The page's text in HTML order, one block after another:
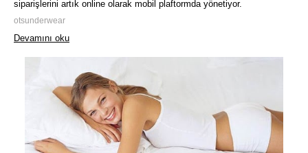
siparişlerini artık online olarak mobil plaftormda yönetiyor.
otsunderwear
Devamını oku